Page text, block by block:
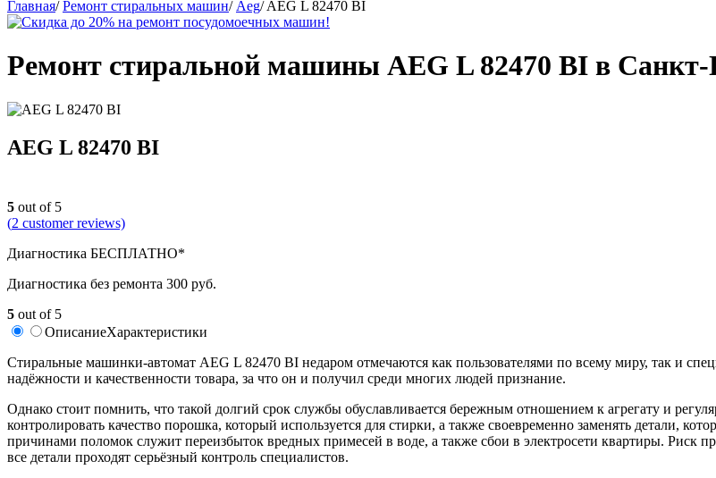
Главная/Ремонт стиральных машин/ Aeg/AEG L 82470 BI
Ремонт стиральной машины AEG L 82470 BI в Санкт-
AEG L 82470 BI
5 out of 5
(2 customer reviews)
Диагностика БЕСПЛАТНО*
Диагностика без ремонта 300 руб.
5 out of 5
ОписаниеХарактеристики
Стиральные машинки-автомат AEG L 82470 BI недаром отмечаются как пользователями по всему миру, так и
надёжности и качественности товара, за что он и получил среди многих людей признание.
Однако стоит помнить, что такой долгий срок службы обуславливается бережным отношением к агрегату и
контролировать качество порошка, который используется для стирки, а также своевременно заменять детали,
причинами поломок служит переизбыток вредных примесей в воде, а также сбои в электросети квартиры. Риск
все детали проходят серьёзный контроль специалистов.